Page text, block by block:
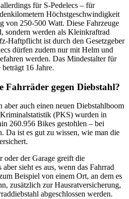
für S-Pedelecs – für
Höchstgeschwindigkeit
von 250-500 Watt. Diese Fahrzeuge
sondern werden als Kleinkraftrad
Haftpflicht ist durch den Gesetzgeber
dürfen zudem nur mit Helm und
werden. Das Mindestalter für
16 Jahre.
Fahrräder gegen Diebstahl?
aber auch einen neuen Diebstahlboom
(PKS) wurden in
260.956 Bikes gestohlen – bei
Da ist es gut zu wissen, wie man die
oder der Garage greift die
sieht es aus, wenn das Fahrrad
Beispiel von einem Ort, an dem es
zusätzlich zur Hausratversicherung,
abgeschlossen werden.